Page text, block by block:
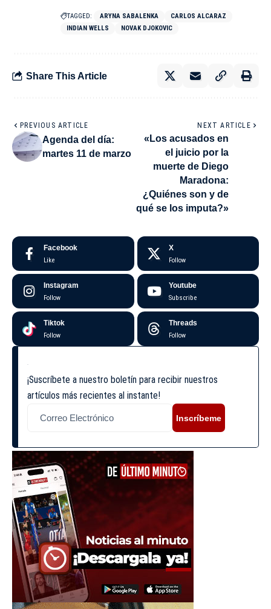
TAGGED: ARYNA SABALENKA
CARLOS ALCARAZ
INDIAN WELLS
NOVAK DJOKOVIC
Share This Article
PREVIOUS ARTICLE
Agenda del día:
martes 11 de marzo
NEXT ARTICLE
«Los acusados en
el juicio por la
muerte de Diego
Maradona:
¿Quiénes son y de
qué se los imputa?»
Facebook
Like
X
Follow
Instagram
Follow
Youtube
Subscribe
Tiktok
Follow
Threads
Follow
¡Suscríbete a nuestro boletín para recibir nuestros
artículos más recientes al instante!
Inscríbeme